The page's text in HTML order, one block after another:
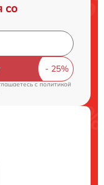
со
cполитикой